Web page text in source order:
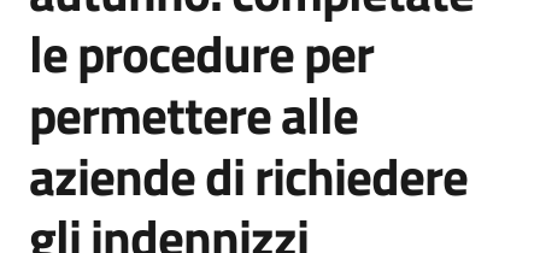
Servizi
Leggi
atti
bandi
Piani
le procedure per
permettere alle
aziende di richiedere